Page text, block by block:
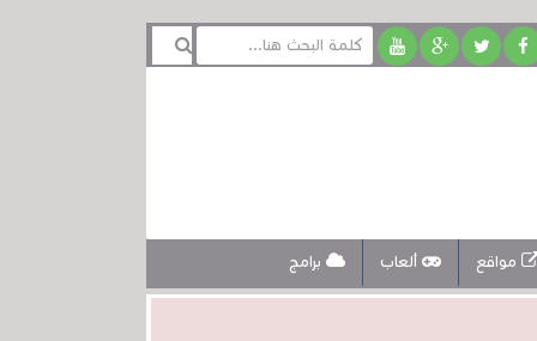
مواقع ألعاب برامج